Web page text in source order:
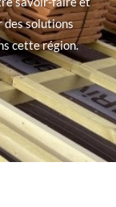
des solutions
cette région.